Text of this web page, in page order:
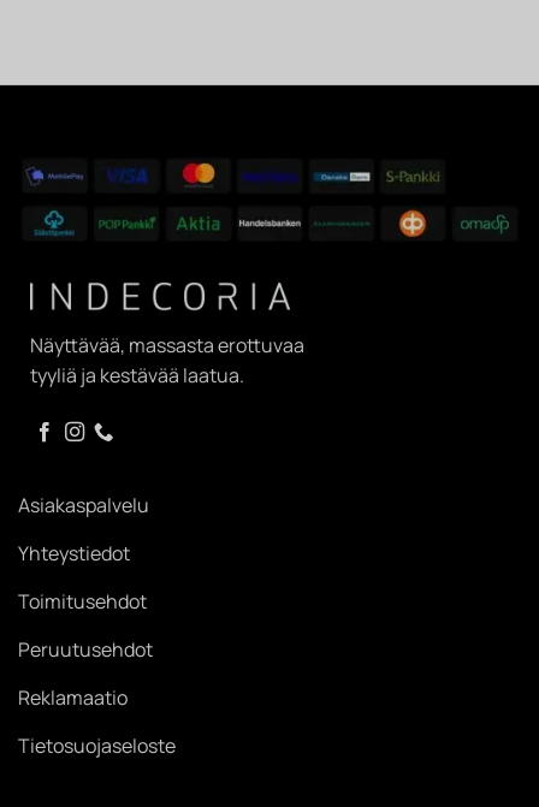
Näyttävää, massasta erottuvaa
tyyliä ja kestävää laatua.
Asiakaspalvelu
Yhteystiedot
Toimitusehdot
Peruutusehdot
Reklamaatio
Tietosuojaseloste